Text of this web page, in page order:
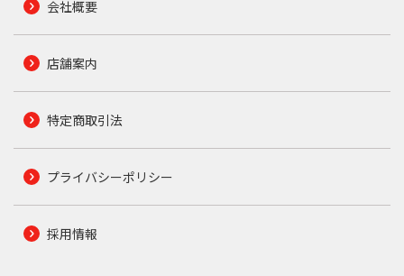
会社概要
店舗案内
特定商取引法
プライバシーポリシー
採用情報